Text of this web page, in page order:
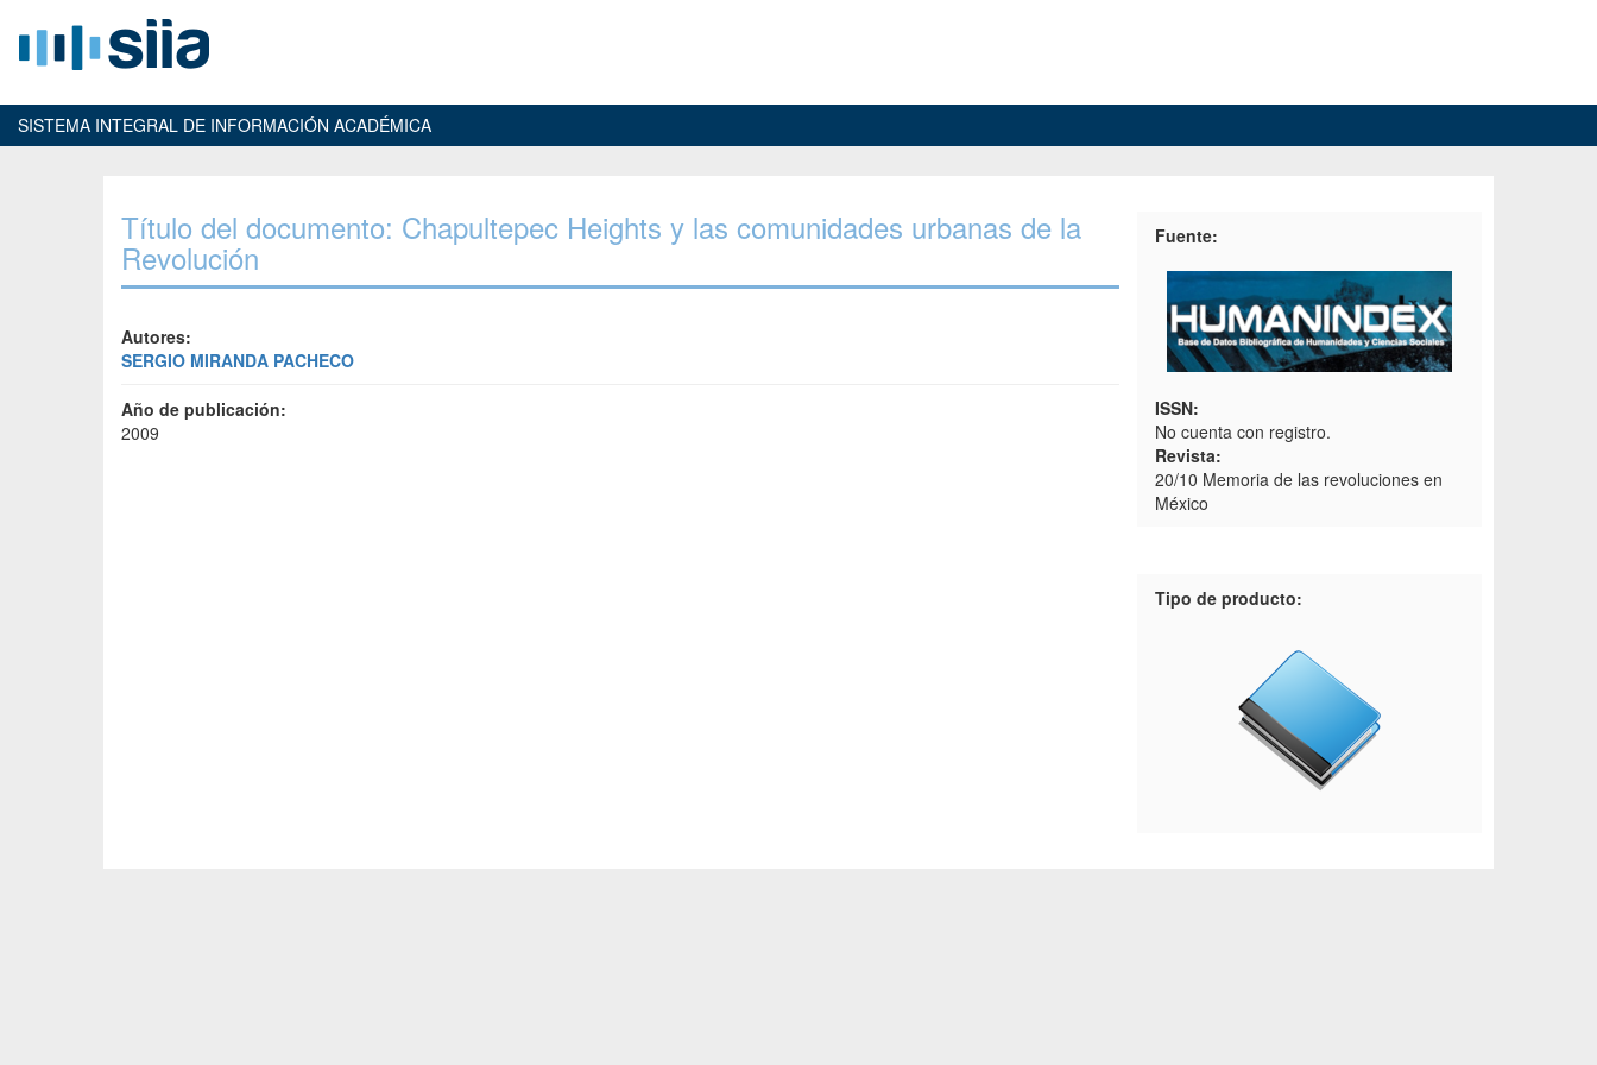
SISTEMA INTEGRAL DE INFORMACIÓN ACADÉMICA
Título del documento: Chapultepec Heights y las comunidades urbanas de la
Revolución
Autores:
SERGIO MIRANDA PACHECO
Año de publicación:
2009
Fuente:
ISSN:
No cuenta con registro.
Revista:
20/10 Memoria de las revoluciones en
México
Tipo de producto: